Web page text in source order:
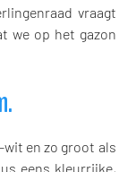
vraagt
we op het gazon
en zo groot als
eens kleurrijke,